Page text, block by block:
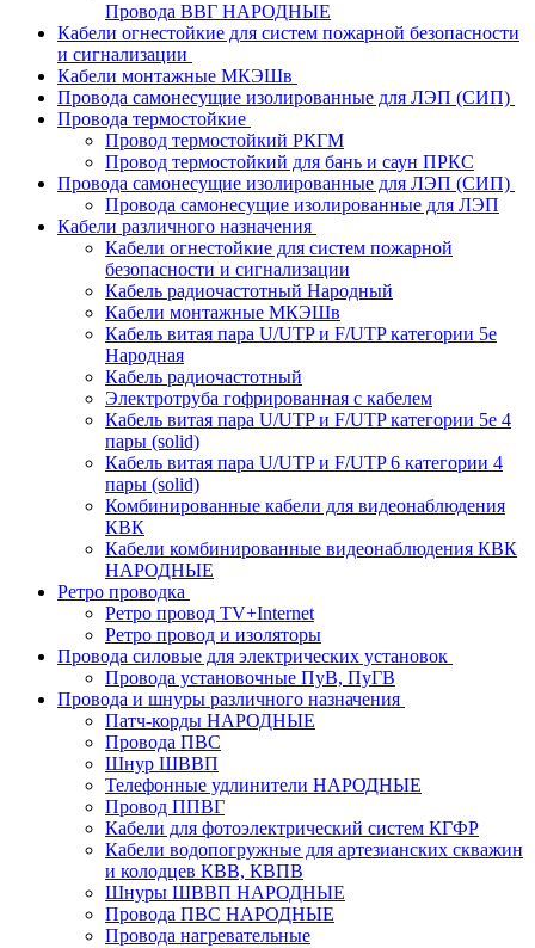
Провода ВВГ НАРОДНЫЕ
Кабели огнестойкие для систем пожарной безопасности
и сигнализации
Кабели монтажные МКЭШв
Провода самонесущие изолированные для ЛЭП (СИП)
Провода термостойкие
Провод термостойкий РКГМ
Провод термостойкий для бань и саун ПРКС
Провода самонесущие изолированные для ЛЭП (СИП)
Провода самонесущие изолированные для ЛЭП
Кабели различного назначения
Кабели огнестойкие для систем пожарной
безопасности и сигнализации
Кабель радиочастотный Народный
Кабели монтажные МКЭШв
Кабель витая пара U/UTP и F/UTP категории 5е
Народная
Кабель радиочастотный
Электротруба гофрированная с кабелем
Кабель витая пара U/UTP и F/UTP категории 5e 4
пары (solid)
Кабель витая пара U/UTP и F/UTP 6 категории 4
пары (solid)
Комбинированные кабели для видеонаблюдения
КВК
Кабели комбинированные видеонаблюдения КВК
НАРОДНЫЕ
Ретро проводка
Ретро провод TV+Internet
Ретро провод и изоляторы
Провода силовые для электрических установок
Провода установочные ПуВ, ПуГВ
Провода и шнуры различного назначения
Патч-корды НАРОДНЫЕ
Провода ПВС
Шнур ШВВП
Телефонные удлинители НАРОДНЫЕ
Провод ППВГ
Кабели для фотоэлектрический систем КГФР
Кабели водопогружные для артезианских скважин
и колодцев КВВ, КВПВ
Шнуры ШВВП НАРОДНЫЕ
Провода ПВС НАРОДНЫЕ
Провода нагревательные